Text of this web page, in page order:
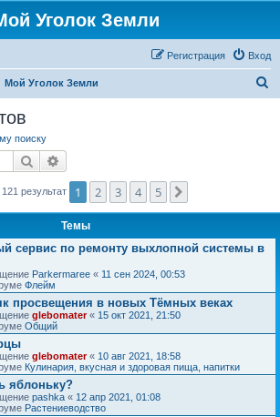
Уголок Земли
Вход
Регистрация
Мой Уголок Земли
поиску
Поиск
результат 1 2 3 4 5
Темы
сервис по ремонту выхлопной системы в
Parkermaree « 11 сен 2024, 00:53
Флейм
просвещения в новых Тёмных веках
glebomater« 15 окт 2021, 21:50
Общий
glebomater« 10 авг 2021, 18:58
Кулинария, вкусная и здоровая пища, напитки
яблоньку?
pashka « 12 апр 2021, 01:08
Растениеводство